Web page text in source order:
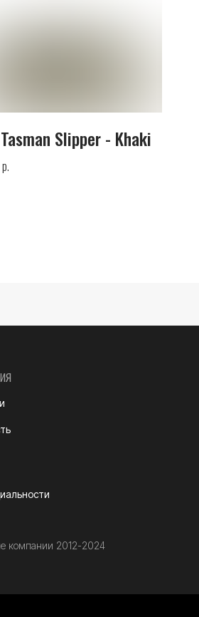
Slipper - Khaki
р.
компании 2012-2024